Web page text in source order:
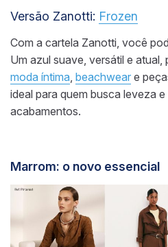
Versão Zanotti: Frozen
Com a cartela Zanotti, você
Um azul suave, versátil e
moda íntima beachwear e
ideal para quem busca leveza
acabamentos.
Marrom: o novo essencial